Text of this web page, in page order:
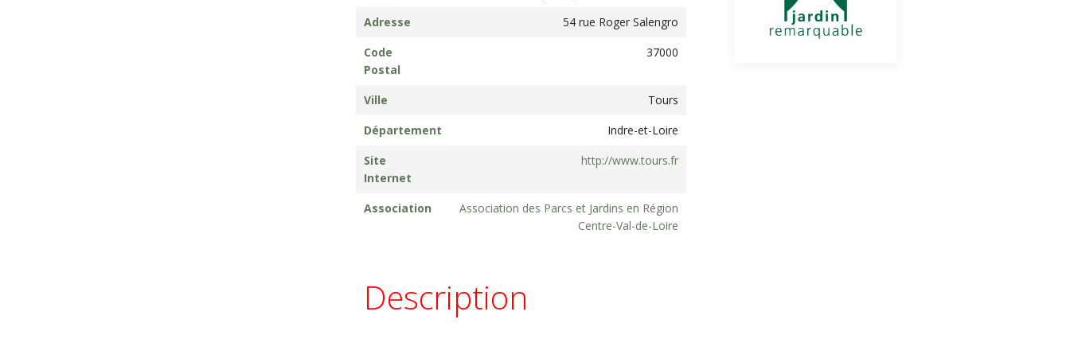
Adresse
54 rue Roger Salengro
Code
Postal
37000
Ville
Tours
Département
Indre-et-Loire
Site
Internet
http://www.tours.fr
Association
Association des Parcs et Jardins en Région
Centre-Val-de-Loire
Description